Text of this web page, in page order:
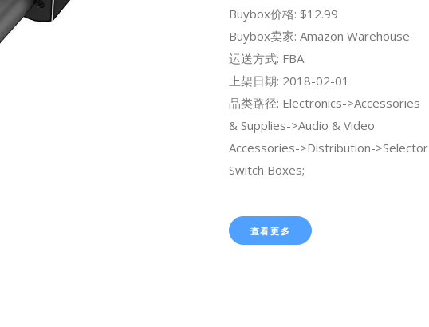
Buybox价格: $12.99
Buybox卖家: Amazon Warehouse
运送方式: FBA
上架日期: 2018-02-01
品类路径: Electronics->Accessories
& Supplies->Audio & Video
Accessories->Distribution->Selector
Switch Boxes;
查看更多